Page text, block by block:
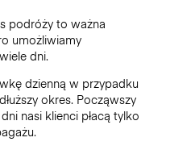
podróży to ważna
umożliwiamy
dni.
dzienną w przypadku
okres. Począwszy
nasi klienci płacą tylko